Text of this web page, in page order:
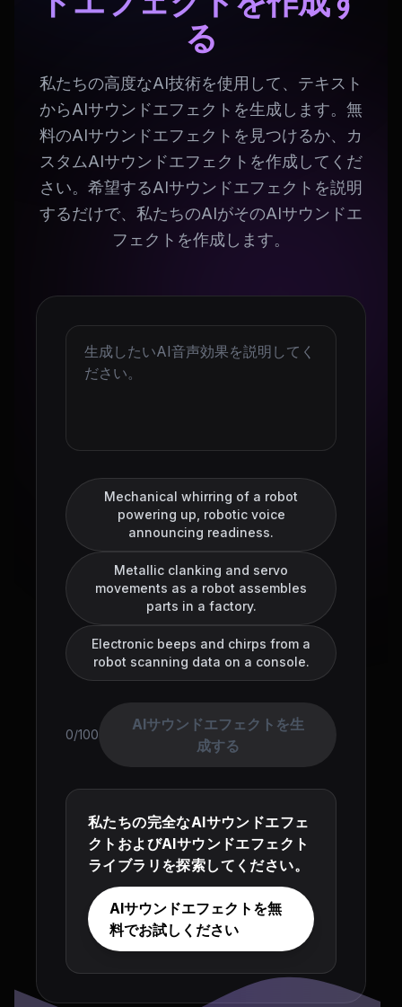
る
私たちの高度なAI技術を使用して、テキスト
からAIサウンドエフェクトを生成します。無
料のAIサウンドエフェクトを見つけるか、カ
スタムAIサウンドエフェクトを作成してくだ
さい。希望するAIサウンドエフェクトを説明
するだけで、私たちのAIがそのAIサウンドエ
フェクトを作成します。
Mechanical whirring of a robot
powering up, robotic voice
announcing readiness.
Metallic clanking and servo
movements as a robot assembles
parts in a factory.
Electronic beeps and chirps from a
robot scanning data on a console.
0/100
AIサウンドエフェクトを生
成する
私たちの完全なAIサウンドエフェ
クトおよびAIサウンドエフェクト
ライブラリを探索してください。
AIサウンドエフェクトを無
料でお試しください